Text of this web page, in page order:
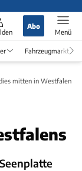
Abo
Menü
Fahrzeugmarkt
mitten in Westfalen